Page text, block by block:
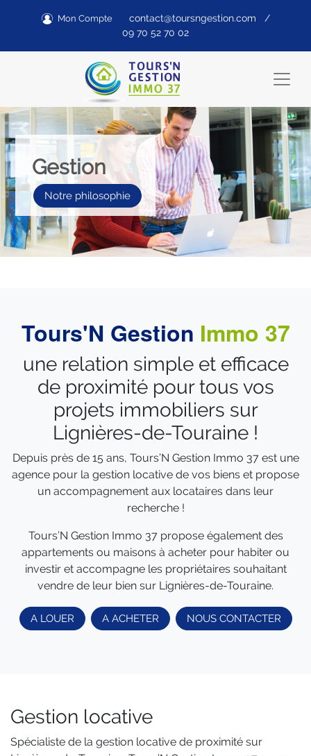
Mon Compte contact@toursngestion.com /
09 70 52 70 02
Gestion
Notre philosophie
Previous Next
Tours'N Gestion Immo 37
une relation simple et efficace
de proximité pour tous vos
projets immobiliers sur
Lignières-de-Touraine !
Depuis près de 15 ans, Tours’N Gestion Immo 37 est une
agence pour la gestion locative de vos biens et propose
un accompagnement aux locataires dans leur
recherche !
Tours’N Gestion Immo 37 propose également des
appartements ou maisons à acheter pour habiter ou
investir et accompagne les propriétaires souhaitant
vendre de leur bien sur Lignières-de-Touraine.
A LOUER A ACHETER NOUS CONTACTER
Gestion locative
Spécialiste de la gestion locative de proximité sur